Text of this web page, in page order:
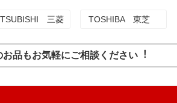
三菱 TOSHIBA 東芝
品もお気軽にご相談ください︕